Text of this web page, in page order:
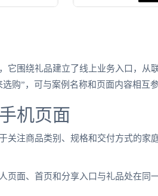
它围绕礼品建立了线上业务入口，从
购”，可与案例名称和页面内容相互参
机页面
关注商品类别、规格和交付方式的
页面、首页和分享入口与礼品处在同